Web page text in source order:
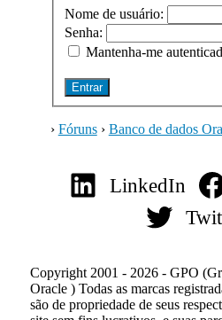
Nome de usuário:
Senha:
Mantenha-me
Entrar
› Fóruns › Banco de dados
LinkedIn
Copyright 2001 - 2026 - GPO
Oracle ) Todas as marcas
são de propriedade de seus